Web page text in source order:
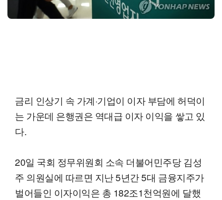
금리 인상기 속 가계·기업이 이자 부담에 허덕이
는 가운데 은행권은 역대급 이자 이익을 쌓고 있
다.
20일 국회 정무위원회 소속 더불어민주당 김성
주 의원실에 따르면 지난 5년간 5대 금융지주가
벌어들인 이자이익은 총 182조1천억원에 달했